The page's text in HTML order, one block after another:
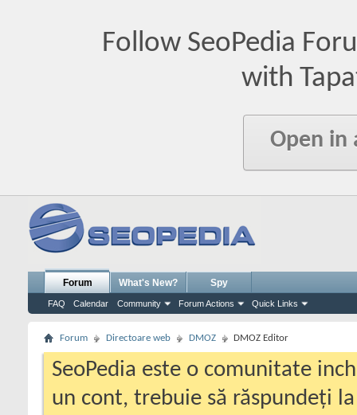
Follow SeoPedia
with
Open in
Forum
FAQ Calendar Community Forum Actions Quick Links
What's New? Spy
Forum Directoare web DMOZ DMOZ Editor
SeoPedia este o comunitate
un cont, trebuie să răspundeți